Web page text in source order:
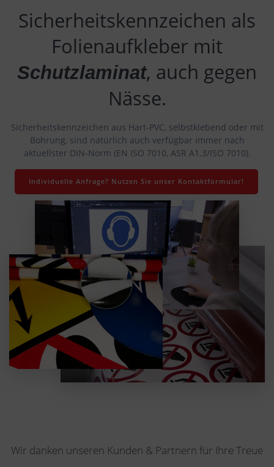
Sicherheitskennzeichen als
Folienaufkleber mit
Schutzlaminat, auch gegen
Nässe.
Sicherheitskennzeichen aus Hart-PVC, selbstklebend oder mit
Bohrung, sind natürlich auch verfügbar immer nach
aktuellster DIN-Norm (EN ISO 7010, ASR A1.3/ISO 7010).
Individuelle Anfrage? Nutzen Sie unser Kontaktformular!
Wir danken unseren Kunden & Partnern für Ihre Treue